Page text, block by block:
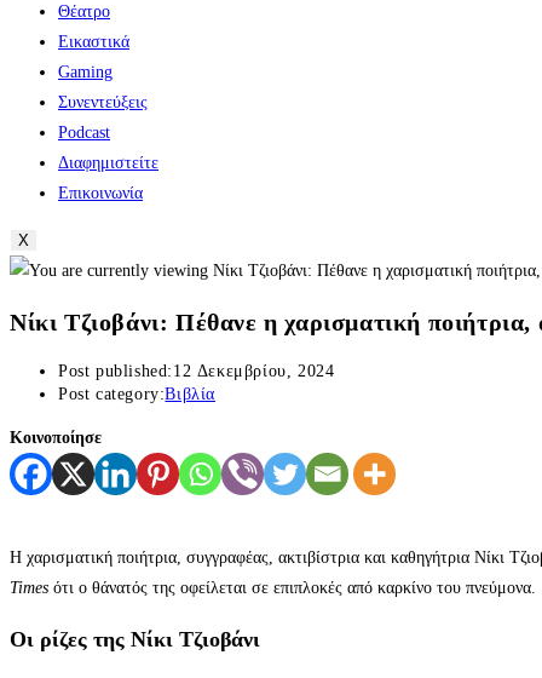
Θέατρο
Εικαστικά
Gaming
Συνεντεύξεις
Podcast
Διαφημιστείτε
Επικοινωνία
X
Νίκι Τζιοβάνι: Πέθανε η χαρισματική ποιήτρια,
Post published: 12 Δεκεμβρίου, 2024
Post category:Βιβλία
Κοινοποίησε
Η χαρισματική ποιήτρια, συγγραφέας, ακτιβίστρια και καθηγήτρια Νίκι
Times ότι ο θάνατός της οφείλεται σε επιπλοκές από καρκίνο του πνεύμονα.
Οι ρίζες της Νίκι Τζιοβάνι